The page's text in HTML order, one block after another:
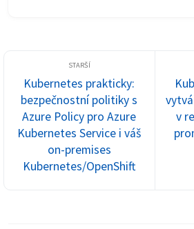
Kubernetes prakticky:
bezpečnostní politiky s
Azure Policy pro Azure
Kubernetes Service i váš
on-premises
Kubernetes/OpenShift
v